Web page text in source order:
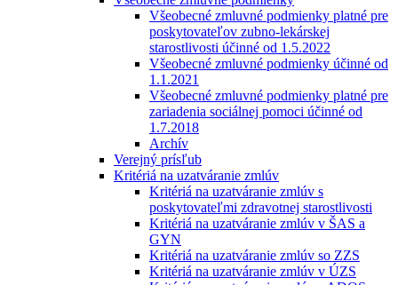
Všeobecné zmluvné podmienky platné pre
poskytovateľov zubno-lekárskej
starostlivosti účinné od 1.5.2022
Všeobecné zmluvné podmienky účinné od
1.1.2021
Všeobecné zmluvné podmienky platné pre
zariadenia sociálnej pomoci účinné od
1.7.2018
Archív
Verejný prísľub
Kritériá na uzatváranie zmlúv
Kritériá na uzatváranie zmlúv s
poskytovateľmi zdravotnej starostlivosti
Kritériá na uzatváranie zmlúv v ŠAS a
GYN
Kritériá na uzatváranie zmlúv so ZZS
Kritériá na uzatváranie zmlúv v ÚZS